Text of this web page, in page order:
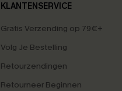
KLANTENSERVICE
Gratis Verzending op 79€+
Volg Je Bestelling
Retourzendingen
Retourneer Beginnen